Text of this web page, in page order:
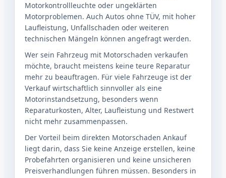
Motorkontrollleuchte oder ungeklärten
Motorproblemen. Auch Autos ohne TÜV, mit hoher
Laufleistung, Unfallschaden oder weiteren
technischen Mängeln können angefragt werden.
Wer sein Fahrzeug mit Motorschaden verkaufen
möchte, braucht meistens keine teure Reparatur
mehr zu beauftragen. Für viele Fahrzeuge ist der
Verkauf wirtschaftlich sinnvoller als eine
Motorinstandsetzung, besonders wenn
Reparaturkosten, Alter, Laufleistung und Restwert
nicht mehr zusammenpassen.
Der Vorteil beim direkten Motorschaden Ankauf
liegt darin, dass Sie keine Anzeige erstellen, keine
Probefahrten organisieren und keine unsicheren
Preisverhandlungen führen müssen. Besonders in